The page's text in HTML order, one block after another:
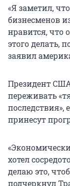
«Я заметил,
бизнесменов
нравится, что
этого делать,
заявил
Президент
переживать
последствия»,
принесут
хотел
делаю это,
подчеркнул